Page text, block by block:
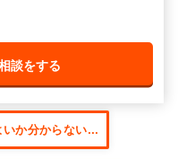
談をする
いか分からない...